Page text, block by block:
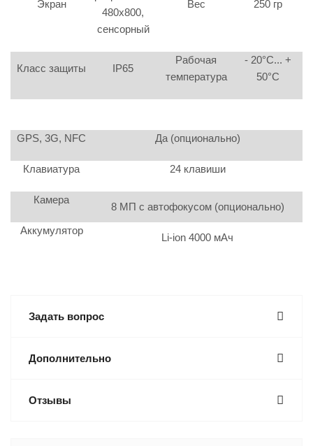
Экран
480х800,
сенсорный
Вес 250 гр
Класс защиты IP65
Рабочая
температура
- 20°C... +
50°C
GPS, 3G, NFC Да (опционально)
Клавиатура 24 клавиши
Камера
8 МП с автофокусом (опционально)
Аккумулятор
Li-ion 4000 мАч
Задать вопрос
Дополнительно
Отзывы